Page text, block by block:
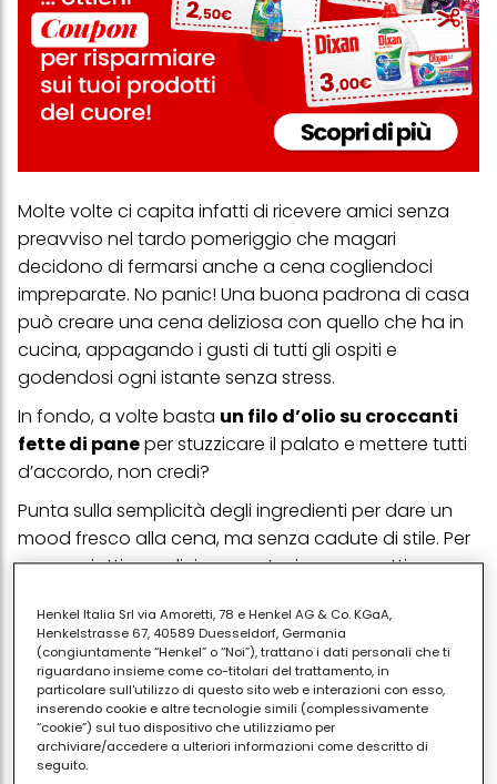
Molte volte ci capita infatti di ricevere amici senza
preavviso nel tardo pomeriggio che magari
decidono di fermarsi anche a cena cogliendoci
impreparate. No panic! Una buona padrona di casa
può creare una cena deliziosa con quello che ha in
cucina, appagando i gusti di tutti gli ospiti e
godendosi ogni istante senza stress.
In fondo, a volte basta un filo d’olio su croccanti
fette di paneper stuzzicare il palato e mettere tutti
d’accordo, non credi?
Punta sulla semplicità degli ingredienti per dare un
mood fresco alla cena, ma senza cadute di stile. Per
creare piatti semplici ma gustosi servono ottime
Decidi cosa proporre per cena in base a quello che
hai in dispensa e in frigo. Ecco le mie 3 proposte.
La classica “spaghettata”
La cena “last minute”è spesso sinonimo di
spaghettata. Ultimamente ho proposto ai miei ospiti
Henkel Italia Srl via Amoretti, 78 e Henkel AG & Co. KGaA,
Henkelstrasse 67, 40589 Duesseldorf, Germania
(congiuntamente “Henkel” o “Noi”), trattano i dati personali che ti
riguardano insieme come co-titolari del trattamento, in
particolare sull'utilizzo di questo sito web e interazioni con esso,
inserendo cookie e altre tecnologie simili (complessivamente
“cookie”) sul tuo dispositivo che utilizziamo per
archiviare/accedere a ulteriori informazioni come descritto di
seguito.